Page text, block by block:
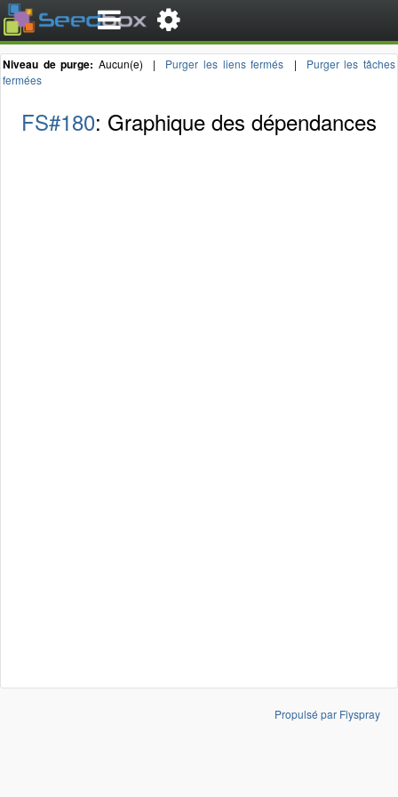
Niveau de purge: Aucun(e) | Purger les liens fermés | Purger les tâches
fermées
FS#180: Graphique des dépendances
Propulsé par Flyspray